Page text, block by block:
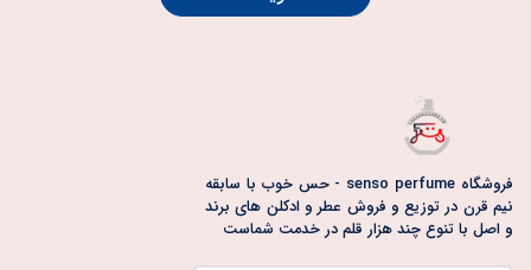
فروشگاه senso perfume - حس خوب با سابقه
نیم قرن در توزیع و فروش عطر و ادکلن های برند
و اصل با تنوع چند هزار قلم در خدمت شماست